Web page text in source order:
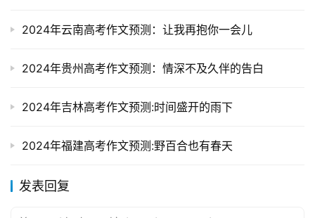
2024年云南高考作文预测：让我再抱你一会儿
2024年贵州高考作文预测：情深不及久伴的告白
2024年吉林高考作文预测:时间盛开的雨下
2024年福建高考作文预测:野百合也有春天
发表回复